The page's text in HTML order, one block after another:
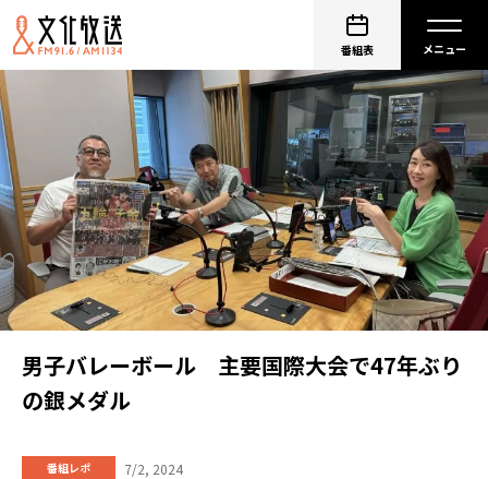
番組表
男子バレーボール 主要国際大会で47年ぶり
の銀メダル
番組レポ 7/2, 2024